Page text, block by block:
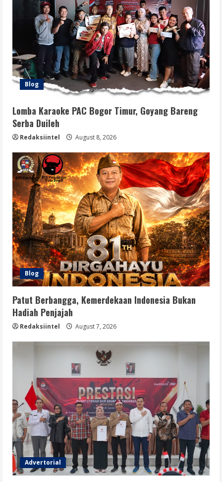
Blog
Lomba Karaoke PAC Bogor Timur, Goyang Bareng
Serba Duileh
Redaksiintel August 8, 2026
Blog
Patut Berbangga, Kemerdekaan Indonesia Bukan
Hadiah Penjajah
Redaksiintel August 7, 2026
Advertorial